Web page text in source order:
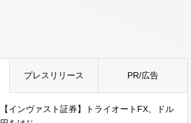
プレスリリース PR/広告
【インヴァスト証券】トライオートFX、ドル